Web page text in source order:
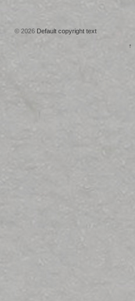
© 2026 Default copyright text
↑